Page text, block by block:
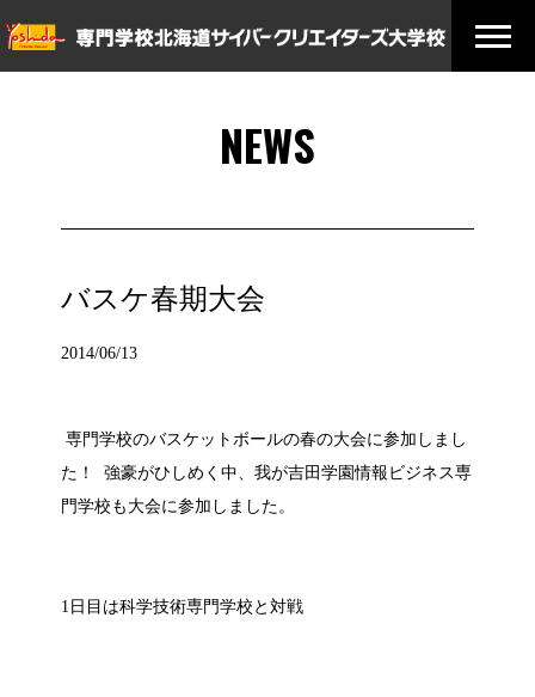
NEWS
バスケ春期大会
2014/06/13
専門学校のバスケットボールの春の大会に参加しまし
た！ 強豪がひしめく中、我が吉田学園情報ビジネス専
門学校も大会に参加しました。
1日目は科学技術専門学校と対戦